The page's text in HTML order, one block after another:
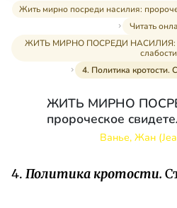
Жить мирно посреди насилия:
Читать
ЖИТЬ МИРНО ПОСРЕДИ НАСИЛИЯ:
слабости
4. Политика кротости.
ЖИТЬ МИРНО
пророческое
Ванье, Жан
4. Политика кротости.